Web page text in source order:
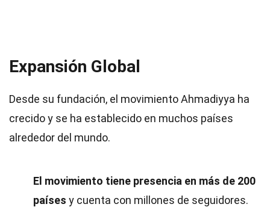
Expansión Global
Desde su fundación, el movimiento Ahmadiyya ha
crecido y se ha establecido en muchos países
alrededor del mundo.
El movimiento tiene presencia en más de 200
países y cuenta con millones de seguidores.